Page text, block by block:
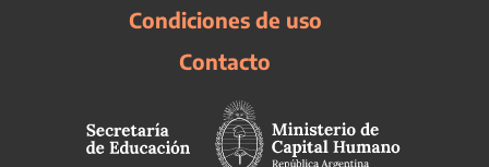
Condiciones de uso
Contacto